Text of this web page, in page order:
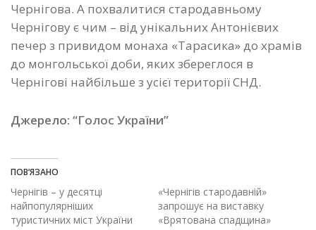
Чернігова. А похвалитися стародавньому
Чернігову є чим – від унікальних Антонієвих
печер з привидом монаха «Тарасика» до храмів
до монгольської доби, яких збереглося в
Чернігові найбільше з усієї території СНД.
Джерело: “Голос України”
ПОВ’ЯЗАНО
Чернігів – у десятці
найпопулярніших
туристичних міст України
«Чернігів стародавній»
запрошує на виставку
«Врятована спадщина»